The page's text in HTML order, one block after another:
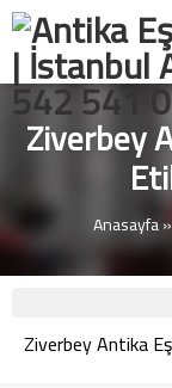
Ziverbey
Anasayfa»
Ziverbey Antika